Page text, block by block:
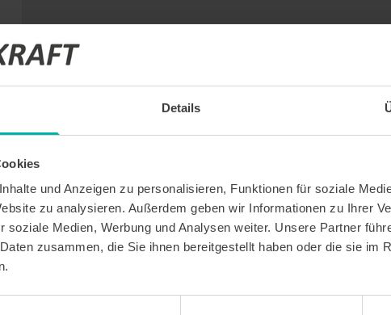
Details
und Anzeigen zu personalisieren, Funktionen für soziale
zu analysieren. Außerdem geben wir Informationen zu Ihrer
soziale Medien, Werbung und Analysen weiter. Unsere Partner
zusammen, die Sie ihnen bereitgestellt haben oder die sie im